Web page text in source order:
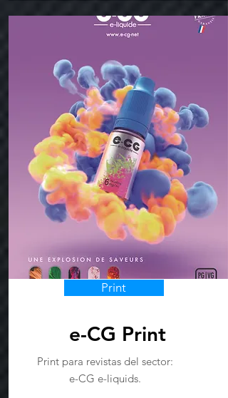
Print
e-CG Print
Print para revistas del sector:
e-CG e-liquids.